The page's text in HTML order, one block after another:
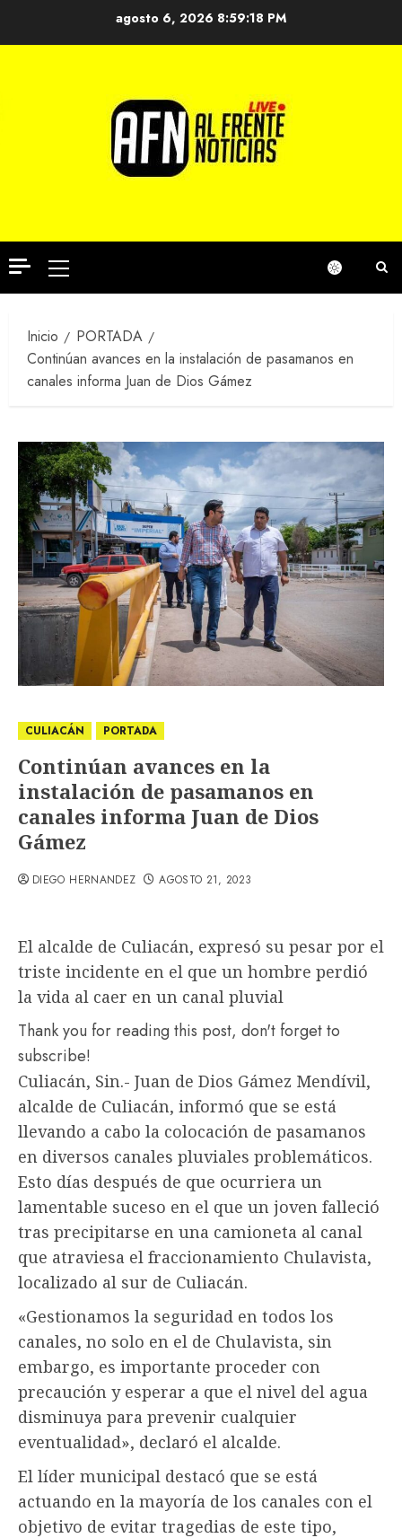
agosto 6, 2026 8:59:19 PM
Menú
principal
Inicio
PORTADA
Continúan avances en la instalación de pasamanos en
canales informa Juan de Dios Gámez
CULIACÁN PORTADA
Continúan avances en la
instalación de pasamanos en
canales informa Juan de Dios
Gámez
DIEGO HERNANDEZ AGOSTO 21, 2023
El alcalde de Culiacán, expresó su pesar por el
triste incidente en el que un hombre perdió
la vida al caer en un canal pluvial
Thank you for reading this post, don't forget to
subscribe!
Culiacán, Sin.- Juan de Dios Gámez Mendívil,
alcalde de Culiacán, informó que se está
llevando a cabo la colocación de pasamanos
en diversos canales pluviales problemáticos.
Esto días después de que ocurriera un
lamentable suceso en el que un joven falleció
tras precipitarse en una camioneta al canal
que atraviesa el fraccionamiento Chulavista,
localizado al sur de Culiacán.
«Gestionamos la seguridad en todos los
canales, no solo en el de Chulavista, sin
embargo, es importante proceder con
precaución y esperar a que el nivel del agua
disminuya para prevenir cualquier
eventualidad», declaró el alcalde.
El líder municipal destacó que se está
actuando en la mayoría de los canales con el
objetivo de evitar tragedias de este tipo,